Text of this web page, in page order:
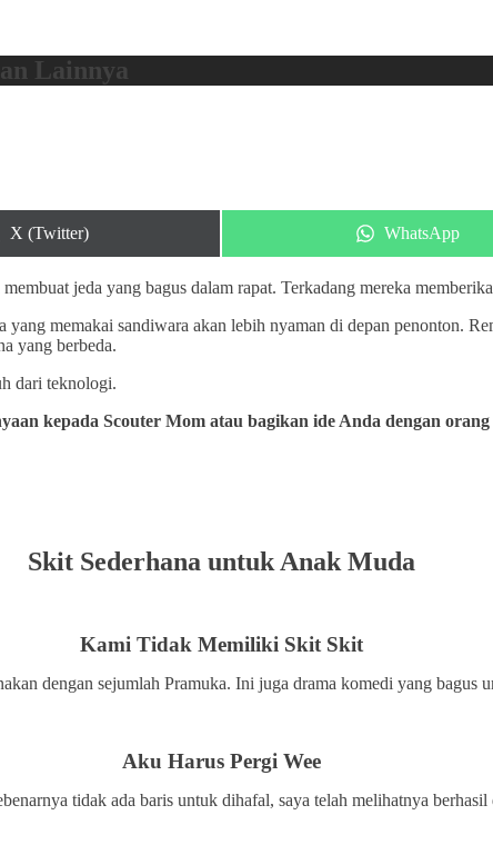
Lainnya
Share
X (Twitter)
Share
WhatsApp
jeda yang bagus dalam rapat. Terkadang mereka
memakai sandiwara akan lebih nyaman di depan penonton.
yang berbeda.
dari teknologi.
kepada Scouter Mom atau bagikan ide Anda dengan orang
Skit Sederhana untuk Anak Muda
Kami Tidak Memiliki Skit Skit
dengan sejumlah Pramuka. Ini juga drama komedi yang
Aku Harus Pergi Wee
tidak ada baris untuk dihafal, saya telah melihatnya